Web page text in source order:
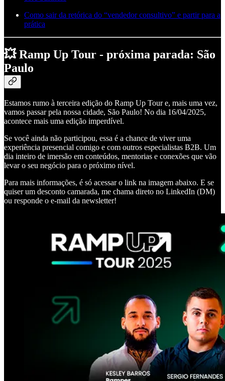
Como sair da retórica do “vendedor consultivo” e partir para a
prática
💥 Ramp Up Tour - próxima parada: São
Paulo
Estamos rumo à terceira edição do Ramp Up Tour e, mais uma vez,
vamos passar pela nossa cidade, São Paulo! No dia 16/04/2025,
acontece mais uma edição imperdível.
Se você ainda não participou, essa é a chance de viver uma
experiência presencial comigo e com outros especialistas B2B. Um
dia inteiro de imersão em conteúdos, mentorias e conexões que vão
levar o seu negócio para o próximo nível.
Para mais informações, é só acessar o link na imagem abaixo. E se
quiser um desconto camarada, me chama direto no LinkedIn (DM)
ou responde o e-mail da newsletter!